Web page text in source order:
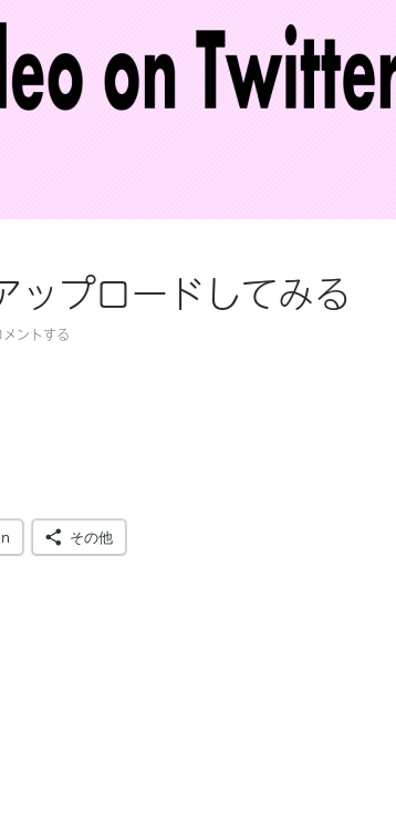
プロードしてみる
メントする
してみる
その他